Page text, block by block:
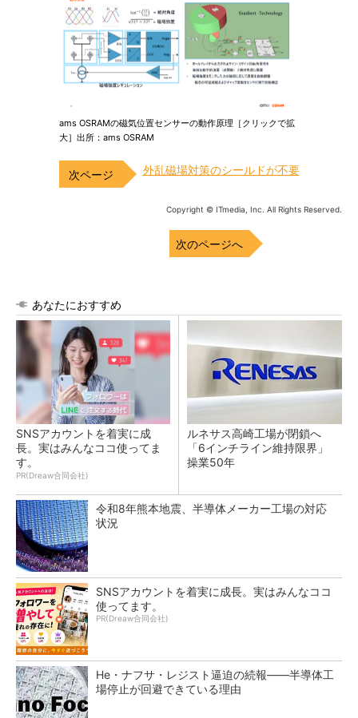
ams OSRAMの磁気位置センサーの動作原理［クリックで拡
大］出所：ams OSRAM
外乱磁場対策のシールドが不要
Copyright © ITmedia, Inc. All Rights Reserved.
次のページへ
あなたにおすすめ
SNSアカウントを着実に成
長。実はみんなココ使ってま
す。
PR(Dreaw合同会社)
ルネサス高崎工場が閉鎖へ
「6インチライン維持限界」
操業50年
令和8年熊本地震、半導体メーカー工場の対応
状況
SNSアカウントを着実に成長。実はみんなココ
使ってます。
PR(Dreaw合同会社)
He・ナフサ・レジスト逼迫の続報――半導体工
場停止が回避できている理由